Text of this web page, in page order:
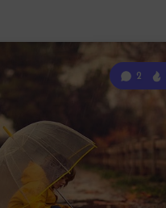
2